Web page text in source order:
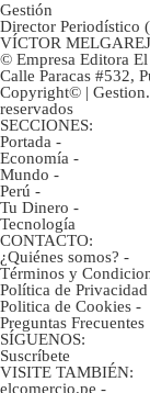
Gestión
Director Periodístico
VÍCTOR
© Empresa Editora
Calle Paracas #532,
Copyright© |
reservados
SECCIONES:
Portada -
Economía -
Mundo -
Perú -
Tu Dinero -
Tecnología
CONTACTO:
¿Quiénes somos? -
Términos y
Política de Privacidad
Politica de Cookies -
Preguntas Frecuentes
SÍGUENOS:
Suscríbete
VISITE TAMBIÉN:
elcomercio.pe -